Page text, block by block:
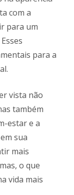
com a
para um
para a
vista não
também
estar e a
sua
mais
o que
vida mais